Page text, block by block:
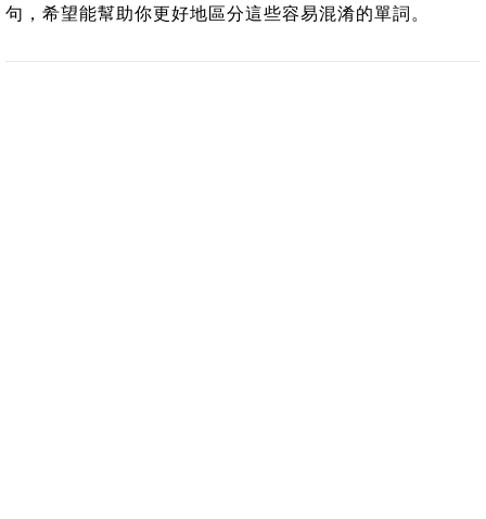
句，希望能幫助你更好地區分這些容易混淆的單詞。